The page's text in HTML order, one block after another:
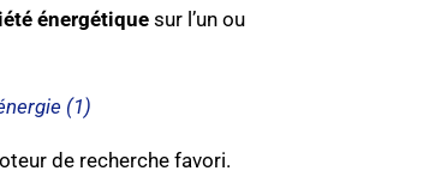
énergétiquesur l’un ou
(1)
de recherche favori.